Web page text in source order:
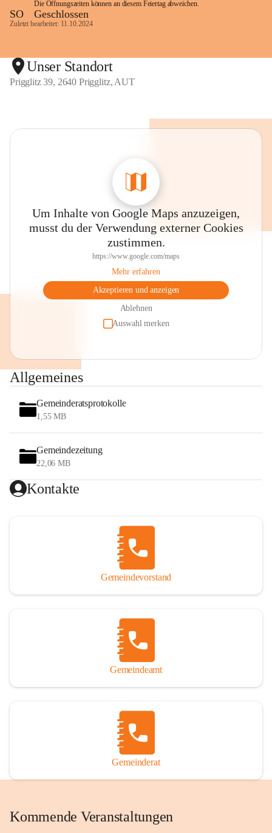
Die Öffnungszeiten können an diesem Feiertag abweichen.
SO Geschlossen
Zuletzt bearbeitet: 11.10.2024
Unser Standort
Prigglitz 39, 2640 Prigglitz, AUT
Um Inhalte von Google Maps anzuzeigen,
musst du der Verwendung externer Cookies
zustimmen.
https://www.google.com/maps
Mehr erfahren
Akzeptieren und anzeigen
Ablehnen
Auswahl merken
Allgemeines
Gemeinderatsprotokolle
1,55 MB
Gemeindezeitung
22,06 MB
Kontakte
Gemeindevorstand
Gemeindeamt
Gemeinderat
Kommende Veranstaltungen